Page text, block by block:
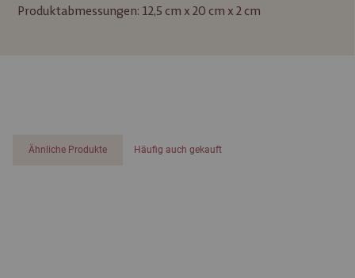
Produktabmessungen: 12,5 cm x 20 cm x 2 cm
Ähnliche Produkte Häufig auch gekauft